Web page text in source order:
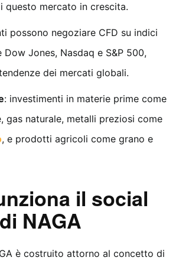
questo mercato in crescita.
possono negoziare CFD su indici
Dow Jones, Nasdaq e S&P 500,
dei mercati globali.
: investimenti in materie prime come
gas naturale, metalli preziosi come
, e prodotti agricoli come grano e
il social
NAGA
è costruito attorno al concetto di